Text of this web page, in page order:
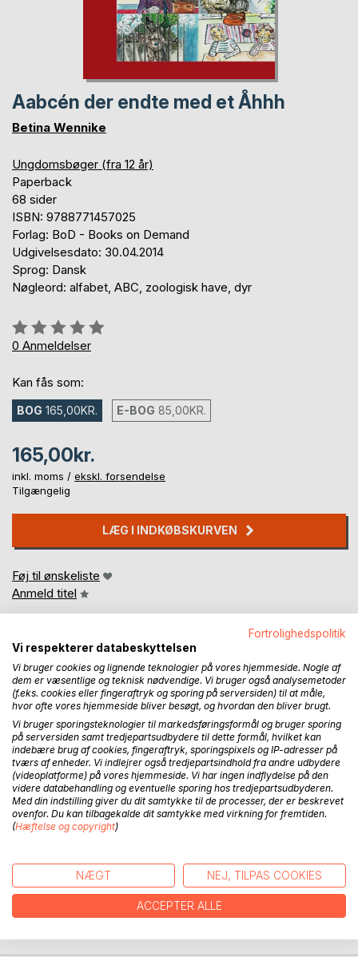
Aabcén der endte med et Åhhh
Betina Wennike
Ungdomsbøger (fra 12 år)
Paperback
68 sider
ISBN: 9788771457025
Forlag: BoD - Books on Demand
Udgivelsesdato: 30.04.2014
Sprog: Dansk
Nøgleord: alfabet, ABC, zoologisk have, dyr
Anmeldelse::
0%
0 Anmeldelser
Kan fås som:
BOG 165,00KR. E-BOG 85,00KR.
165,00kr.
inkl. moms / ekskl. forsendelse
Tilgængelig
LÆG I INDKØBSKURVEN
Føj til ønskeliste
Anmeld titel
BESKRIVELSE
Ugleungen Ursula vil hellere sige kvittevittevit end at tude
som en ugle. Aben Albert er flyttet hjem til Hermans kone
og har byttet identitet med Herman, som er endt i
zoologisk have. Tandløse Thilde har arvet Bispens gips
gebis og sådan ruller der sig flere og flere pudsigheder ud i
FORFATTER
Fortrolighedspolitik
Vi respekterer databeskyttelsen
Vi bruger cookies og lignende teknologier på vores hjemmeside. Nogle af
dem er væsentlige og teknisk nødvendige. Vi bruger også analysemetoder
(f.eks. cookies eller fingeraftryk og sporing på serversiden) til at måle,
hvor ofte vores hjemmeside bliver besøgt, og hvordan den bliver brugt.
Vi bruger sporingsteknologier til markedsføringsformål og bruger sporing
på serversiden samt tredjepartsudbydere til dette formål, hvilket kan
indebære brug af cookies, fingeraftryk, sporingspixels og IP-adresser på
tværs af enheder. Vi indlejrer også tredjepartsindhold fra andre udbydere
(videoplatforme) på vores hjemmeside. Vi har ingen indflydelse på den
videre databehandling og eventuelle sporing hos tredjepartsudbyderen.
Med din indstilling giver du dit samtykke til de processer, der er beskrevet
ovenfor. Du kan tilbagekalde dit samtykke med virkning for fremtiden.
(Hæftelse og copyright)
NÆGT NEJ, TILPAS COOKIES
ACCEPTER ALLE